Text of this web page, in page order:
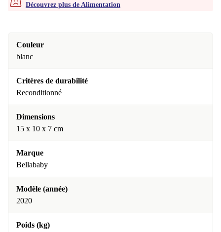
Découvrez plus de Alimentation
Couleur
blanc
Critères de durabilité
Reconditionné
Dimensions
15 x 10 x 7 cm
Marque
Bellababy
Modèle (année)
2020
Poids (kg)